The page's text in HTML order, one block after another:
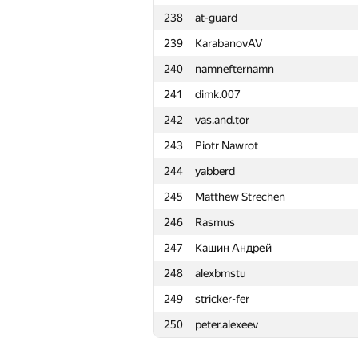
238
at-guard
239
KarabanovAV
240
namnefternamn
241
dimk.007
242
vas.and.tor
243
Piotr Nawrot
244
yabberd
245
Matthew Strechen
246
Rasmus
247
Кашин Андрей
248
alexbmstu
249
stricker-fer
250
peter.alexeev
215
Vladisavvv
216
Xellos
217
pantyushkin
218
manish kumar
219
komisarenko.slava
220
zmmey
221
dmikarpoff
222
alexdandy
223
Dmitry Korolev
224
Владислав
225
Nikitaigumnov2002
226
Игорь Головин
227
sokian